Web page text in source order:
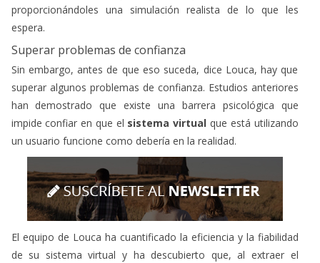
proporcionándoles una simulación realista de lo que les
espera.
Superar problemas de confianza
Sin embargo, antes de que eso suceda, dice Louca, hay que
superar algunos problemas de confianza. Estudios anteriores
han demostrado que existe una barrera psicológica que
impide confiar en que el sistema virtual que está utilizando
un usuario funcione como debería en la realidad.
El equipo de Louca ha cuantificado la eficiencia y la fiabilidad
de su sistema virtual y ha descubierto que, al extraer el